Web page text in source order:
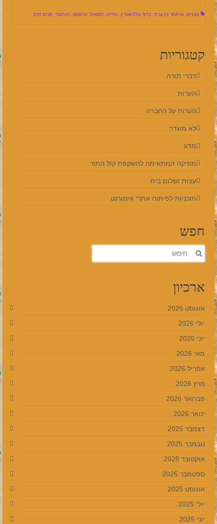
אבנים איתמר בן גביר ברוך גולדשטיין חדית חמאס טראמפ מוחמד מרכז הרב
קטגוריות
דברי תורה
הערות
הערות על החברה
לא מוגדר
מדע
מוזיקה המתאימה להשקפת קול התור
עצות ושלום בית
תוכניות לפיתוח אתרי אינטרנט
חפש
חפש
ארכיון
אוגוסט 2026
יולי 2026
יוני 2026
מאי 2026
אפריל 2026
מרץ 2026
פברואר 2026
ינואר 2026
דצמבר 2025
נובמבר 2025
אוקטובר 2025
ספטמבר 2025
אוגוסט 2025
יולי 2025
יוני 2025